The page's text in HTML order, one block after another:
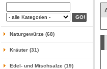
Naturgewürze (68)
Kräuter (31)
Edel- und Mischsalze (19)